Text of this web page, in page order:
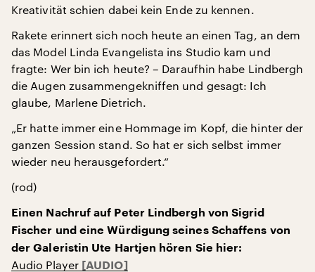
Kreativität schien dabei kein Ende zu kennen.
Rakete erinnert sich noch heute an einen Tag, an dem
das Model Linda Evangelista ins Studio kam und
fragte: Wer bin ich heute? – Daraufhin habe Lindbergh
die Augen zusammengekniffen und gesagt: Ich
glaube, Marlene Dietrich.
„Er hatte immer eine Hommage im Kopf, die hinter der
ganzen Session stand. So hat er sich selbst immer
wieder neu herausgefordert.“
(rod)
Einen Nachruf auf Peter Lindbergh von Sigrid
Fischer und eine Würdigung seines Schaffens von
der Galeristin Ute Hartjen hören Sie hier:
Audio Player